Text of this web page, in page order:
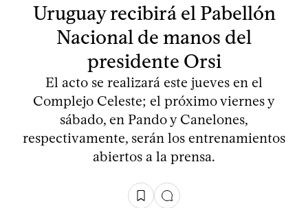
Uruguay recibirá el Pabellón
Nacional de manos del
presidente Orsi
El acto se realizará este jueves en el
Complejo Celeste; el próximo viernes y
sábado, en Pando y Canelones,
respectivamente, serán los entrenamientos
abiertos a la prensa.